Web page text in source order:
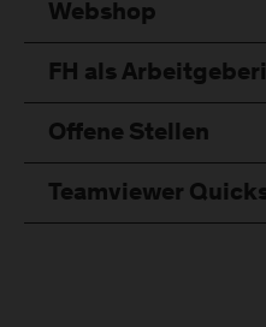
Webshop
FH als
Offene Stellen
Teamviewer